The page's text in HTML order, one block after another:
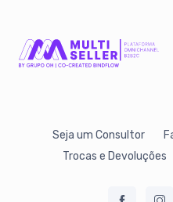
Seja um Consultor
Trocas e Devoluções